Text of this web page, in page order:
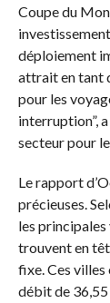
Coupe du
déploiement
attrait en tant
pour les
interruption”,
secteur pour
Le rapport
précieuses.
les principales
trouvent en
fixe. Ces villes
débit de